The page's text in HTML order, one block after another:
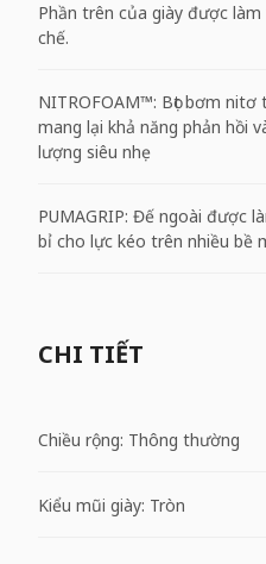
Phần trên của giày được
chế.
NITROFOAM™: Bọt bơm
mang lại khả năng phản hồi
lượng siêu nhẹ
PUMAGRIP: Đế ngoài được
bỉ cho lực kéo trên nhiều bề
CHI TIẾT
Chiều rộng: Thông thường
Kiểu mũi giày: Tròn